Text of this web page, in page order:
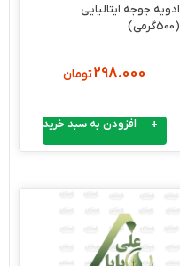
ادویه جوجه ایتالیایی
(500گرمی)
298.000تومان
افزودن به سبد خرید